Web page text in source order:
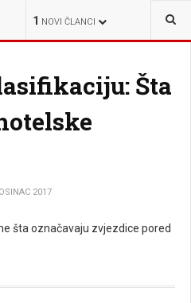
1 NOVI ČLANCI
Šta
2017
šta označavaju zvjezdice pored